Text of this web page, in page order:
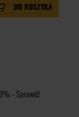
DO KOSZYKA